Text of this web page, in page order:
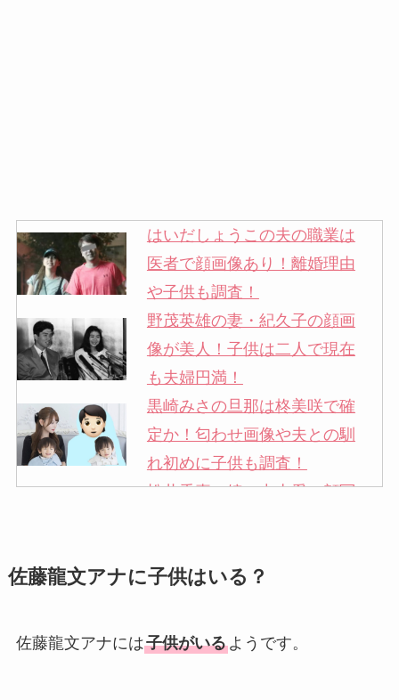
はいだしょうこの夫の職業は
医者で顔画像あり！離婚理由
や子供も調査！
野茂英雄の妻・紀久子の顔画
像が美人！子供は二人で現在
も夫婦円満！
黒崎みさの旦那は柊美咲で確
定か！匂わせ画像や夫との馴
れ初めに子供も調査！
松井秀喜の嫁・中山愛の顔写
申真衣の旦那・工藤けんの現
子供も調査！
佐藤龍文アナに子供はいる？
佐藤龍文アナには子供がいるようです。